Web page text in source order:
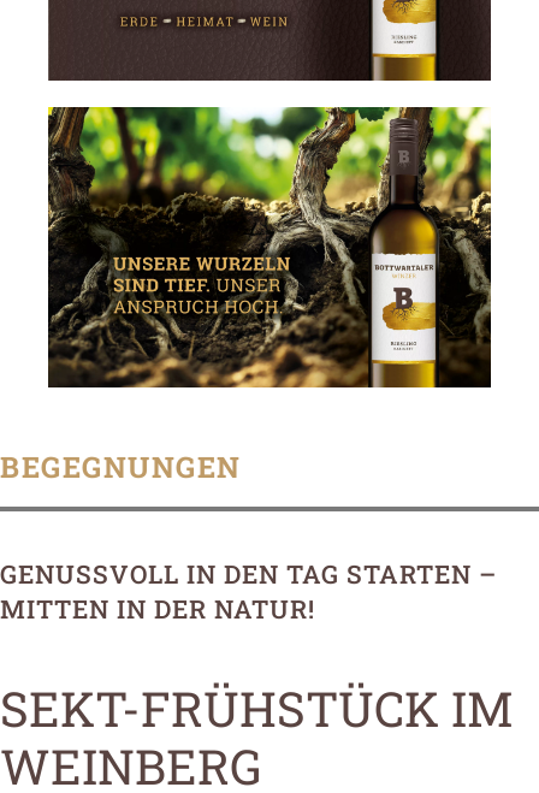
BEGEGNUNGEN
GENUSSVOLL IN DEN TAG STARTEN –
MITTEN IN DER NATUR!
SEKT-FRÜHSTÜCK IM
WEINBERG